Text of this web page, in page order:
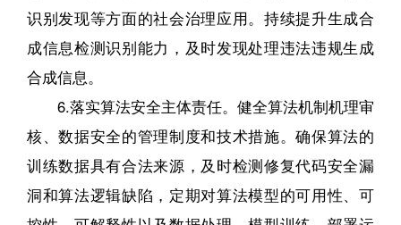
识别发现等方面的社会治理应用。持续提升生成合
成信息检测识别能力，及时发现处理违法违规生成
合成信息。
6.落实算法安全主体责任。健全算法机制机理审
核、数据安全的管理制度和技术措施。确保算法的
训练数据具有合法来源，及时检测修复代码安全漏
洞和算法逻辑缺陷，定期对算法模型的可用性、可